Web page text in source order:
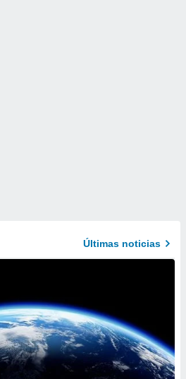
Últimas noticias